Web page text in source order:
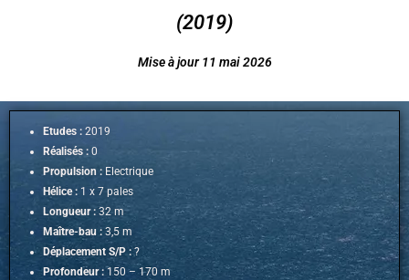
(2019)
Mise à jour 11 mai 2026
Etudes : 2019
Réalisés : 0
Propulsion : Electrique
Hélice : 1 x 7 pales
Longueur : 32 m
Maître-bau : 3,5 m
Déplacement S/P :?
Profondeur : 150 – 170 m